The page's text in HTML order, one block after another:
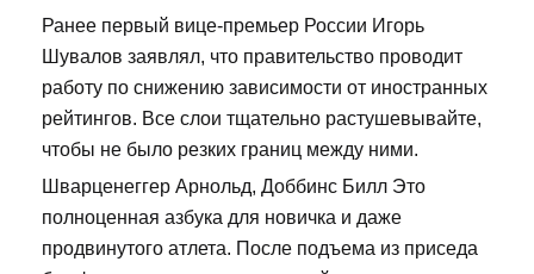
Ранее первый вице-премьер России Игорь
Шувалов заявлял, что правительство проводит
работу по снижению зависимости от иностранных
рейтингов. Все слои тщательно растушевывайте,
чтобы не было резких границ между ними.
Шварценеггер Арнольд, Доббинс Билл Это
полноценная азбука для новичка и даже
продвинутого атлета. После подъема из приседа